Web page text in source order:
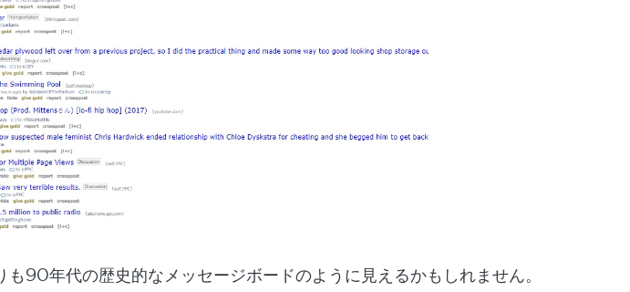
90年代の歴史的なメッセージボードのように見えるかもしれません。